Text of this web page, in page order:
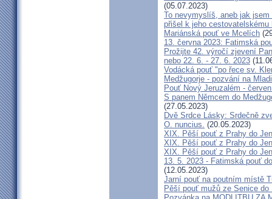
(05.07.2023)
To nevymyslíš, aneb jak
přišel k jeho cestovatelskému
Mariánská pouť ve Mcelích
13. června 2023: Fatimská
Prožijte 42. výročí zjevení
nebo 22. 6. - 27. 6. 2023
Vodácká pouť "po řece sv.
Medžugorje - pozvání na
Pouť Nový Jeruzalém -
S panem Němcem do
(27.05.2023)
Dvě Srdce Lásky: Srdečně
O. nuncius. (20.05.2023)
XIX. Pěší pouť z Prahy do
XIX. Pěší pouť z Prahy do
XIX. Pěší pouť z Prahy do
13. 5. 2023 - Fatimská pouť
(12.05.2023)
Jarní pouť na poutním místě
Pěší pouť mužů ze Senice do